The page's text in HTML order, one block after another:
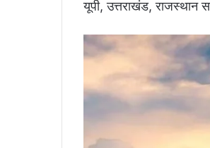
यूपी, उत्तराखंड, राजस्थान